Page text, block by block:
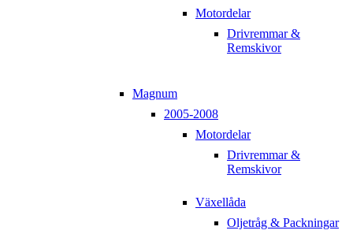
Motordelar
Drivremmar &
Remskivor
Magnum
2005-2008
Motordelar
Drivremmar &
Remskivor
Växellåda
Oljetråg & Packningar